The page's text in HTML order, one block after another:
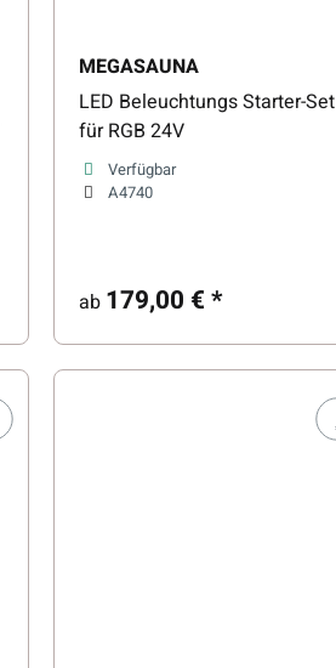
MEGASAUNA
LED Beleuchtungs Starter-Set
für RGB 24V
Verfügbar
A4740
ab 179,00 €*